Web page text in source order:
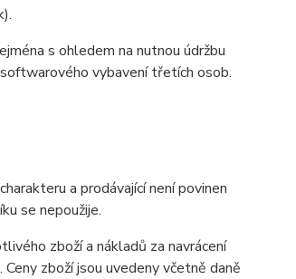
s ohledem na nutnou údržbu
vybavení třetích osob.
a prodávající není povinen
se nepoužije.
zboží a nákladů za navrácení
zboží jsou uvedeny včetně daně